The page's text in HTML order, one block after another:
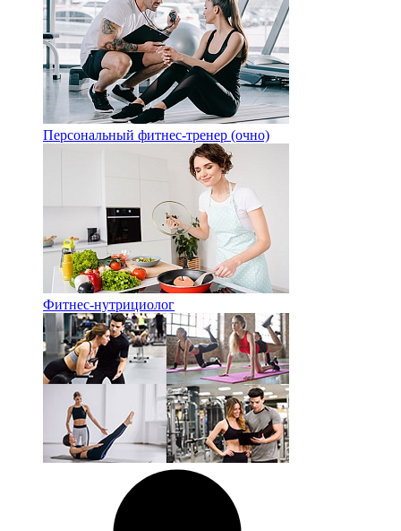
Персональный фитнес-тренер (очно)
Фитнес-нутрициолог